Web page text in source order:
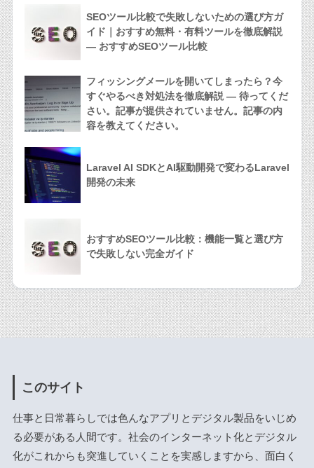
SEOツール比較で失敗しないための選び方ガ
イド｜おすすめ無料・有料ツールを徹底解説
— おすすめSEOツール比較
フィッシングメールを開いてしまったら？今
すぐやるべき対処法を徹底解説 — 待ってくだ
さい。記事が提供されていません。記事の内
容を教えてください。
Laravel AI SDKとAI駆動開発で変わるLaravel
開発の未来
おすすめSEOツール比較：機能一覧と選び方
で失敗しない完全ガイド
このサイト
仕事と日常暮らしでは色んなアプリとデジタル製品をいじめ
る必要がある人間です。社会のインターネット化とデジタル
化がこれからも突進していくことを実感しますから、面白く